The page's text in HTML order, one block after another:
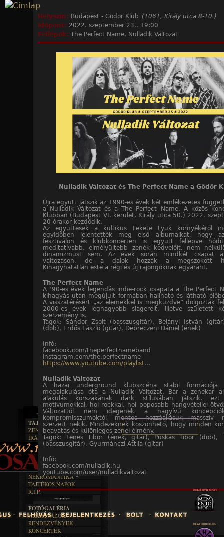
Helyszín: Budapest - Gödör Klub (1061, Király utca 8-10.)
Időpont: 2022. szeptember 23., 19:00
Fellépők: The Perfect Name, Nulladik Változat
Nulladik Változat és The Perfect Name a Gödör
Újra együtt játszik az 1990-es évek két emlékezetes
a Nulladik Változat és a The Perfect Name. A közös
Klubban (Budapest VI. kerület, Király utca 50.) 2022.
20 órakor kezdődik.
Az együttesek a kultikus Fekete Lyuk környékéről
egyidőben jelentették meg első albumaikat, hogy
fesztiválon és klubkoncerten is együtt fellépve
meditatívabb, elmélyültebb zenék kedvelőit, nem
dinamizmust sem. Az évek során mindkét csapat
változáson, de a dalok hozzák a megszokott
Kihagyhatatlan este a régi és új rajongóknak egyaránt.
The Perfect Name
A ’90-es évek legendás indie-rock csapata a The Perfect
kihagyás után megújult formában hallható és látható
A visszatérésért „az elemekkel is megküzdve” dolgozták
2000-es évek legnagyobb slágereit, illetve született
szerzemény is.
Tagok: Sándor Zsolt (basszusgitár), Belányi István
(dob), Erdős László (gitár), Debreczeni Dániel (ének)
Infó:
facebook.com/theperfectnameband
instagram.com/the.perfectname
https://www.youtube.com/playlist...
Nulladik Változat
A hazai underground klubszcéna stabil formációja
megalakulása óta a Nulladik Változat. Bár a zenekar
alakulás korszakának dark stílusában játszik,
motívumokkal, hol rockkal, hol poposabb hangvétellel
Változattól nem idegenek a nagyívű
kompromisszumoktól mentes hozzáállásuk masszív
szerzett nekik. Mindezeknek köszönhető, hogy minden
beavatás és különleges zenei élmény.
Tagok: Fenes Tibor (ének, gitár), Puskás Tibor (dob),
(basszusgitár), Gyurmánczi Attila (gitár)
Infó:
facebook.com/nulladik.hu
youtube.com/user/nulladikvaltozat
TAJTÉKOS LAPOK
ZENE
EGYÜTTESEK
INTERJÚK
FORDÍTÁSOK
DALSZÖVEGEK
ÍRÁSOK
IRODALOM
FILM
MŰVÉSZET
ÍRÁSTÖRTÉNET
BOSZORKÁNYKONYHA
FEKETE HUMOR
KÉPES
SZÖVEGES
RENDEZVÉNYEK
NEKROMANTIKA
AKTUÁLIS
A MÚLT
TAJTÉKOS NAPOK
R.I.P.
FOTÓGALÉRIA
FESZTIVÁLOK
RENDEZVÉNYEK
KONCERTEK